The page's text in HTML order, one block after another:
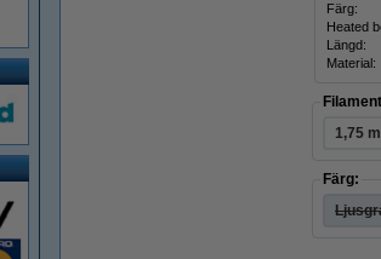
Färg:
Heated
Längd:
Material:
1,75
Färg: